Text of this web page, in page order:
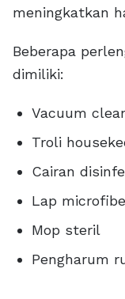
meningkatkan
Beberapa
dimiliki:
Vacuum
Troli
Cairan
Lap
Mop steril
Pengharum